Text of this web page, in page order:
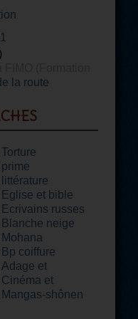
voyageurs.
la route
Torture
prime
littérature
Eglise et bible
Ecrivains russes
Blanche neige
Mohana
Bp coiffure
Adage et
proverbe
Cinéma et
théâtre
Mangas-shônen